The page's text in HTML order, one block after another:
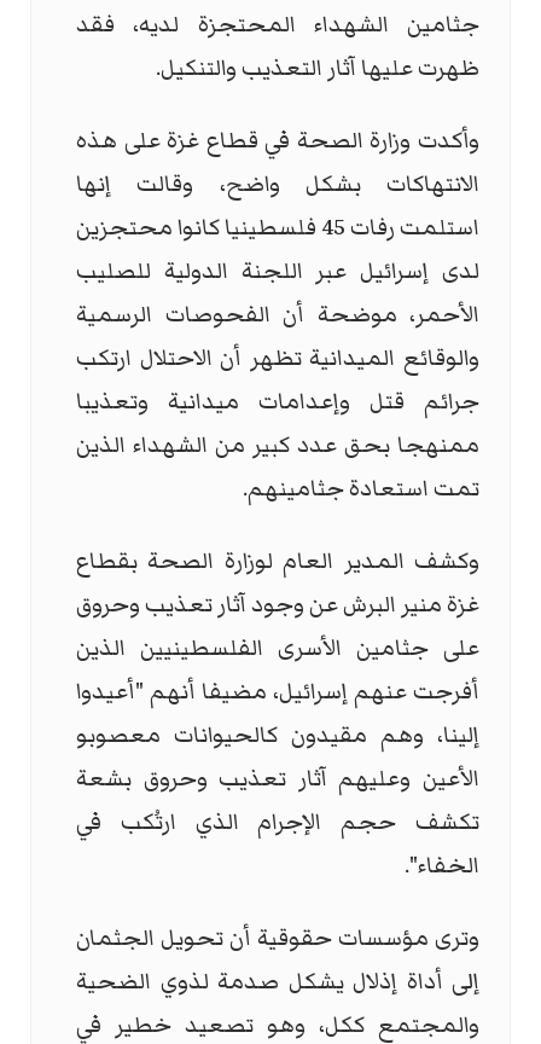
جثامين الشهداء المحتجزة لديه، فقد
ظهرت عليها آثار التعذيب والتنكيل.
وأكدت وزارة الصحة في قطاع غزة على هذه
الانتهاكات بشكل واضح، وقالت إنها
استلمت رفات 45 فلسطينيا كانوا محتجزين
لدى إسرائيل عبر اللجنة الدولية للصليب
الأحمر، موضحة أن الفحوصات الرسمية
والوقائع الميدانية تظهر أن الاحتلال ارتكب
جرائم قتل وإعدامات ميدانية وتعذيبا
ممنهجا بحق عدد كبير من الشهداء الذين
تمت استعادة جثامينهم.
وكشف المدير العام لوزارة الصحة بقطاع
غزة منير البرش عن وجود آثار تعذيب وحروق
على جثامين الأسرى الفلسطينيين الذين
أفرجت عنهم إسرائيل، مضيفا أنهم "أعيدوا
إلينا، وهم مقيدون كالحيوانات معصوبو
الأعين وعليهم آثار تعذيب وحروق بشعة
تكشف حجم الإجرام الذي ارتُكب في
الخفاء".
وترى مؤسسات حقوقية أن تحويل الجثمان
إلى أداة إذلال يشكل صدمة لذوي الضحية
والمجتمع ككل، وهو تصعيد خطير في